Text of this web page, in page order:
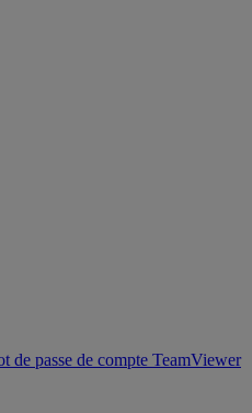
de passe de compte TeamViewer